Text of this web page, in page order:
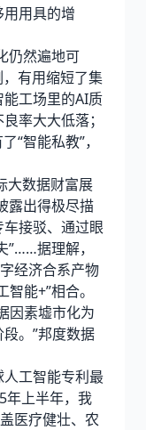
用具的增
仍然遍地可
有用缩短了集
工场里的AI质
率大大低落；
“智能私教”，
数据财富展
露出得极尽描
接驳、通过眼
”……据理解，
经济合系产物
能+”相合。
因素墟市化为
。”邦度数据
工智能专利最
年上半年，我
医疗健壮、农